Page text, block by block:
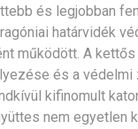
és legjobban
határvidék
működött. A
és a védelmi
kifinomult
nem egyetlen